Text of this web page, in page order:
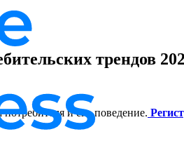
трендов
потребителя и его поведение.